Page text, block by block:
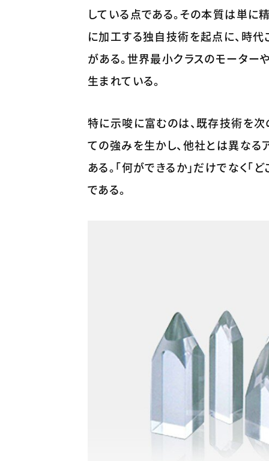
している点である。その本質は単に
に加工する独自技術を起点に、時
がある。世界最小クラスのモーター
生まれている。
特に示唆に富むのは、既存技術を
ての強みを生かし、他社とは異な
ある。「何ができるか」だけでなく
である。